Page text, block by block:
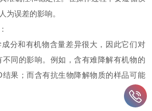
为误差的影响。
和有机物含量差异很大，因此它们对
同的影响。例如，含有难降解有机物的
果；而含有抗生物降解物质的样品可能